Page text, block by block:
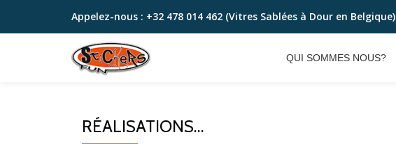
Aller
Appelez-nous : +32 478 014 462 (Vitres Sablées à Dour en Belgique)
QUI SOMMES NOUS?
RÉALISATIONS…